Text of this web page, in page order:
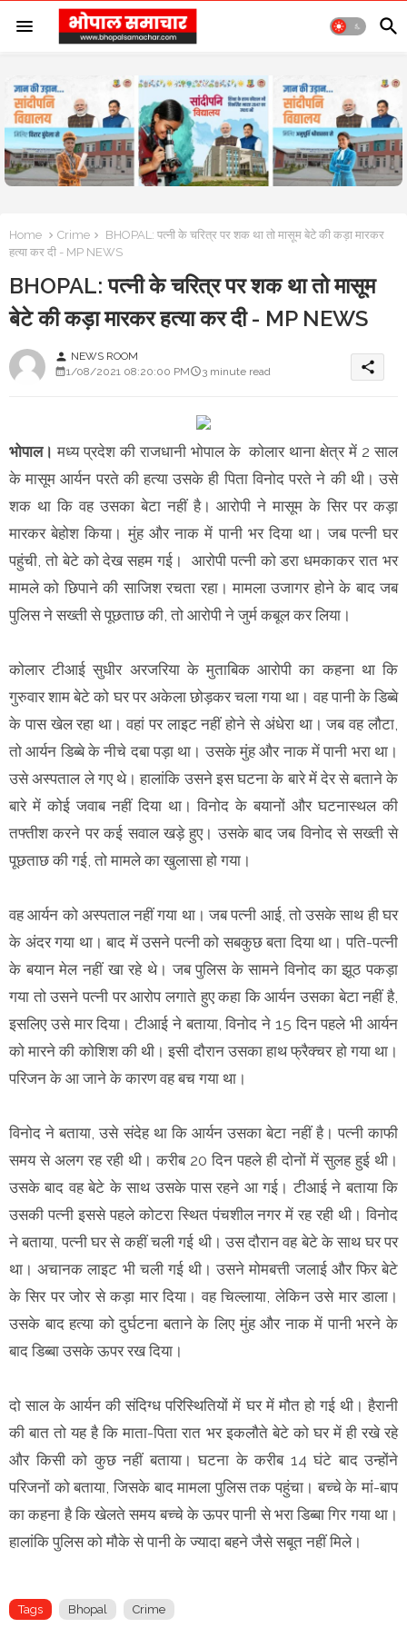
Home Crime
BHOPAL: पत्नी के चरित्र पर शक था तो मासूम बेटे की कड़ा मारकर
हत्या कर दी - MP NEWS
BHOPAL: पत्नी के चरित्र पर शक था तो मासूम
बेटे की कड़ा मारकर हत्या कर दी - MP NEWS
person NEWS ROOM
1/08/2021 08:20:00 PM
3 minute read share
भोपाल। मध्य प्रदेश की राजधानी भोपाल के कोलार थाना क्षेत्र में 2 साल
के मासूम आर्यन परते की हत्या उसके ही पिता विनोद परते ने की थी। उसे
शक था कि वह उसका बेटा नहीं है। आरोपी ने मासूम के सिर पर कड़ा
मारकर बेहोश किया। मुंह और नाक में पानी भर दिया था। जब पत्नी घर
पहुंची, तो बेटे को देख सहम गई। आरोपी पत्नी को डरा धमकाकर रात भर
मामले को छिपाने की साजिश रचता रहा। मामला उजागर होने के बाद जब
पुलिस ने सख्ती से पूछताछ की, तो आरोपी ने जुर्म कबूल कर लिया।
कोलार टीआई सुधीर अरजरिया के मुताबिक आरोपी का कहना था कि
गुरुवार शाम बेटे को घर पर अकेला छोड़कर चला गया था। वह पानी के डिब्बे
के पास खेल रहा था। वहां पर लाइट नहीं होने से अंधेरा था। जब वह लौटा,
तो आर्यन डिब्बे के नीचे दबा पड़ा था। उसके मुंह और नाक में पानी भरा था।
उसे अस्पताल ले गए थे। हालांकि उसने इस घटना के बारे में देर से बताने के
बारे में कोई जवाब नहीं दिया था। विनोद के बयानों और घटनास्थल की
तफ्तीश करने पर कई सवाल खड़े हुए। उसके बाद जब विनोद से सख्ती से
पूछताछ की गई, तो मामले का खुलासा हो गया।
वह आर्यन को अस्पताल नहीं गया था। जब पत्नी आई, तो उसके साथ ही घर
के अंदर गया था। बाद में उसने पत्नी को सबकुछ बता दिया था। पति-पत्नी
के बयान मेल नहीं खा रहे थे। जब पुलिस के सामने विनोद का झूठ पकड़ा
गया तो उसने पत्नी पर आरोप लगाते हुए कहा कि आर्यन उसका बेटा नहीं है,
इसलिए उसे मार दिया। टीआई ने बताया, विनोद ने 15 दिन पहले भी आर्यन
को मारने की कोशिश की थी। इसी दौरान उसका हाथ फ्रैक्चर हो गया था।
परिजन के आ जाने के कारण वह बच गया था।
विनोद ने बताया, उसे संदेह था कि आर्यन उसका बेटा नहीं है। पत्नी काफी
समय से अलग रह रही थी। करीब 20 दिन पहले ही दोनों में सुलह हुई थी।
उसके बाद वह बेटे के साथ उसके पास रहने आ गई। टीआई ने बताया कि
उसकी पत्नी इससे पहले कोटरा स्थित पंचशील नगर में रह रही थी। विनोद
ने बताया, पत्नी घर से कहीं चली गई थी। उस दौरान वह बेटे के साथ घर पर
था। अचानक लाइट भी चली गई थी। उसने मोमबत्ती जलाई और फिर बेटे
के सिर पर जोर से कड़ा मार दिया। वह चिल्लाया, लेकिन उसे मार डाला।
उसके बाद हत्या को दुर्घटना बताने के लिए मुंह और नाक में पानी भरने के
बाद डिब्बा उसके ऊपर रख दिया।
दो साल के आर्यन की संदिग्ध परिस्थितियों में घर में मौत हो गई थी। हैरानी
की बात तो यह है कि माता-पिता रात भर इकलौते बेटे को घर में ही रखे रहे
और किसी को कुछ नहीं बताया। घटना के करीब 14 घंटे बाद उन्होंने
परिजनों को बताया, जिसके बाद मामला पुलिस तक पहुंचा। बच्चे के मां-बाप
का कहना है कि खेलते समय बच्चे के ऊपर पानी से भरा डिब्बा गिर गया था।
हालांकि पुलिस को मौके से पानी के ज्यादा बहने जैसे सबूत नहीं मिले।
Tags Bhopal Crime